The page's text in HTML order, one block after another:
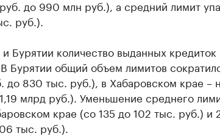
до 990 млн руб.), а средний лимит
руб.).
Бурятии количество выданных кредиток
В Бурятии общий объем лимитов
до 830 тыс. руб.), в Хабаровском крае –
млрд руб.). Уменьшение среднего
крае (со 135 до 102 тыс. руб.) и
тыс. руб.).